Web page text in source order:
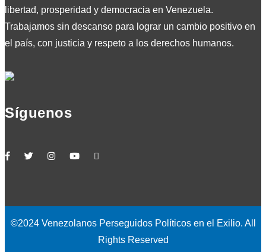
libertad, prosperidad y democracia en Venezuela.
Trabajamos sin descanso para lograr un cambio positivo en
el país, con justicia y respeto a los derechos humanos.
Síguenos
©2024 Venezolanos Perseguidos Políticos en el Exilio. All
Rights Reserved